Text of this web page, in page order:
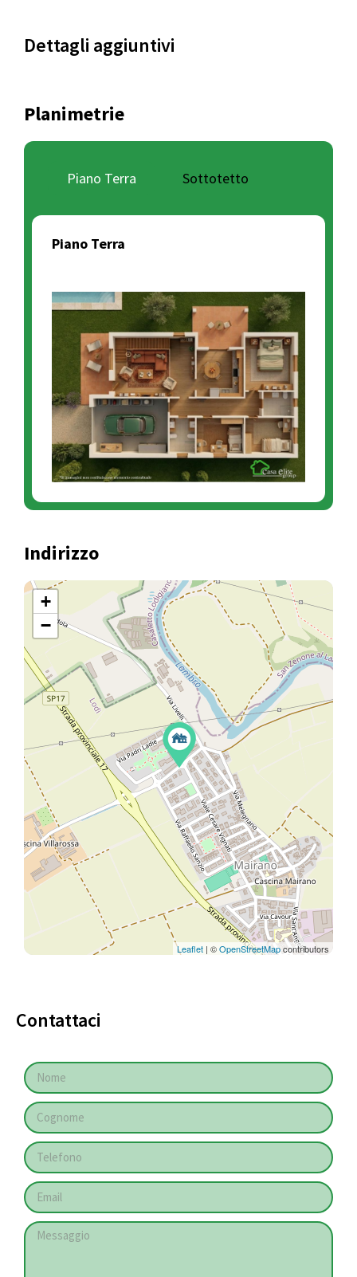
Dettagli aggiuntivi
Planimetrie
Piano Terra Sottotetto
Piano Terra
Indirizzo
+
−
Leaflet | ©OpenStreetMapcontributors
Contattaci